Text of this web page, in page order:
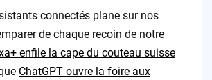
connectés plane sur nos
de chaque recoin de notre
enfile la cape du couteau suisse
ChatGPT ouvre la foire aux